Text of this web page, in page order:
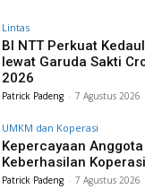
Lintas
BI NTT Perkuat
lewat Garuda Sakti
2026
Patrick Padeng - 7 Agustus 2026
UMKM dan Koperasi
Kepercayaan
Keberhasilan Koperasi
Patrick Padeng - 7 Agustus 2026